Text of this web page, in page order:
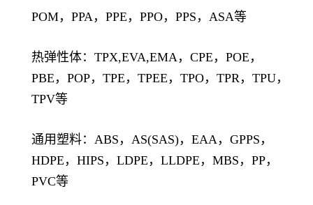
POM，PPA，PPE，PPO，PPS，ASA等
热弹性体：TPX,EVA,EMA，CPE，POE，
PBE，POP，TPE，TPEE，TPO，TPR，TPU，
TPV等
通用塑料：ABS，AS(SAS)，EAA，GPPS，
HDPE，HIPS，LDPE，LLDPE，MBS，PP，
PVC等